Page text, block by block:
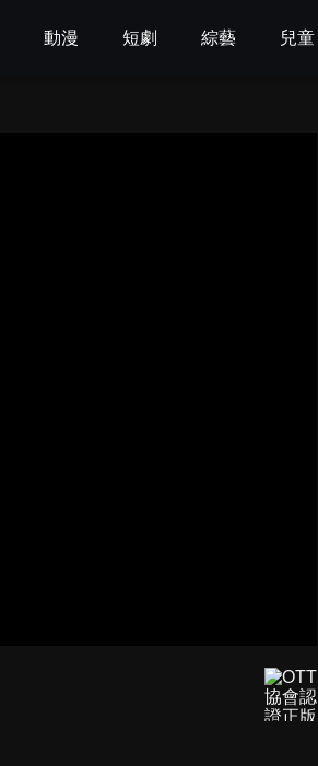
動漫 短劇 綜藝 兒童